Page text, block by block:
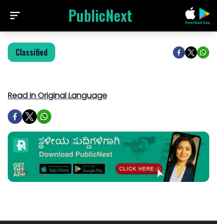
PublicNext
Classified
Read in Original Language